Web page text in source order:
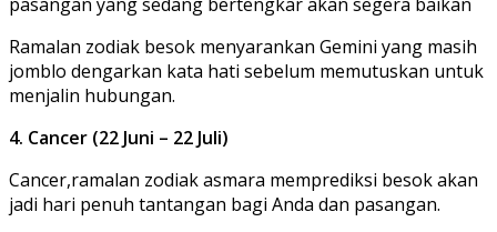
Ramalan zodiak besok menyarankan Gemini yang masih
jomblo dengarkan kata hati sebelum memutuskan untuk
menjalin hubungan.
4. Cancer (22 Juni – 22 Juli)
Cancer,ramalan zodiak asmara memprediksi besok akan
jadi hari penuh tantangan bagi Anda dan pasangan.